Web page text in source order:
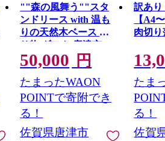
""森の風舞う""スタ
ンドリース with 温も
りの天然木ベース 贈
り物 ギフト 唐津市
50,000 円
たまったWAON
POINTで寄附でき
る！
佐賀県唐津市
訳あり
【A4
肉切り
き肉
ド
たま
る！
佐賀